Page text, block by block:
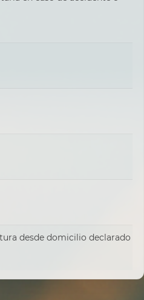
desde domicilio declarado